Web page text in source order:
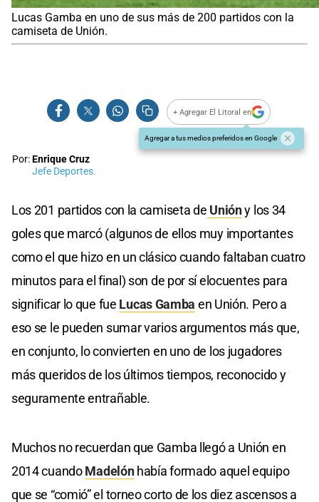
Lucas Gamba en uno de sus más de 200 partidos con la
camiseta de Unión.
+ Agregar El Litoral en
Agregar a tus medios preferidos en Google
Por:Enrique Cruz
Jefe Deportes.
Los 201 partidos con la camiseta de Unióny los 34
goles que marcó (algunos de ellos muy importantes
como el que hizo en un clásico cuando faltaban cuatro
minutos para el final) son de por sí elocuentes para
significar lo que fue Lucas Gamba en Unión. Pero a
eso se le pueden sumar varios argumentos más que,
en conjunto, lo convierten en uno de los jugadores
más queridos de los últimos tiempos, reconocido y
seguramente entrañable.
Muchos no recuerdan que Gamba llegó a Unión en
2014 cuandoMadelónhabía formado aquel equipo
que se “comió” el torneo corto de los diez ascensos a